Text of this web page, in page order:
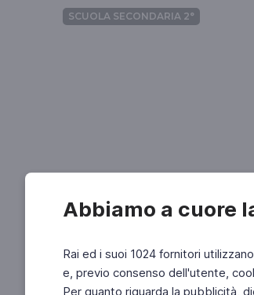
Abbiamo a cuore
Rai ed i suoi 1024 fornitori
e, previo consenso dell'utente,
Per quanto riguarda la pubblicità,
SCUOLA SECONDARIA 2°